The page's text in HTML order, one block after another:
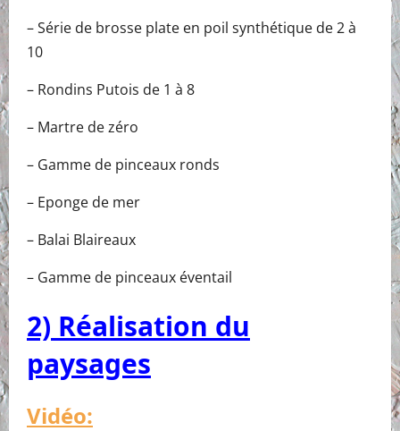
– Série de brosse plate en poil synthétique de 2 à
10
– Rondins Putois de 1 à 8
– Martre de zéro
– Gamme de pinceaux ronds
– Eponge de mer
– Balai Blaireaux
– Gamme de pinceaux éventail
2) Réalisation du
paysages
Vidéo: